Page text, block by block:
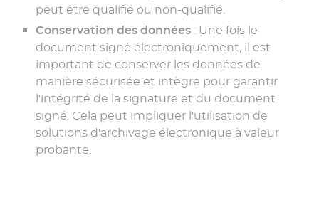
peut être qualifié ou non-qualifié.
Conservation des données : Une fois le
document signé électroniquement, il est
important de conserver les données de
manière sécurisée et intègre pour garantir
l'intégrité de la signature et du document
signé. Cela peut impliquer l'utilisation de
solutions d'archivage électronique à valeur
probante.